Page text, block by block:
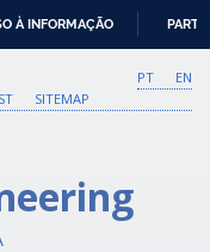
À INFORMAÇÃO
PT
EN
SITEMAP